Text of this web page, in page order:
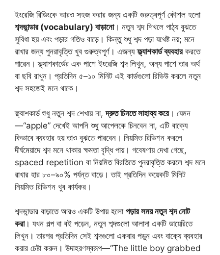
ইংরেজি রিডিংকে আরও সহজ করার জন্য একটি গুরুত্বপূর্ণ কৌশল হলো
শব্দভান্ডার (vocabulary) বাড়ানো। নতুন শব্দ শিখলে পাঠ্য বুঝতে
সুবিধা হয় এবং পড়ার গতিও বাড়ে। কিন্তু শুধু শব্দ পড়া যথেষ্ট নয়; মনে
রাখার জন্য পুনরাবৃত্তি খুব গুরুত্বপূর্ণ। এজন্যফ্ল্যাশকার্ড ব্যবহারকরতে
পারেন। ফ্ল্যাশকার্ডের এক পাশে ইংরেজি শব্দ লিখুন, অন্য পাশে তার অর্থ
বা ছবি রাখুন। প্রতিদিন ৫–১০ মিনিট এই কার্ডগুলো রিভিউ করলে নতুন
শব্দ সহজেই মনে থাকে।
ফ্ল্যাশকার্ড শুধু নতুন শব্দ শেখায় না,দ্রুত চিনতে সাহায্য করে। যেমন
—“apple” দেখেই আপনি শুধু আপেলকে চিনবেন না, এটি বাক্যে
কিভাবে ব্যবহার হয় তাও বুঝতে পারবেন। নিয়মিত রিভিশন করলে
দীর্ঘমেয়াদে শব্দ মনে থাকার ক্ষমতা বৃদ্ধি পায়। গবেষণায় দেখা গেছে,
spaced repetition বা নিয়মিত বিরতিতে পুনরাবৃত্তি করলে শব্দ মনে
রাখার হার ৮০–৯০% পর্যন্ত বাড়ে। তাই প্রতিদিন কয়েকটি মিনিট
নিয়মিত রিভিশন খুব কার্যকর।
শব্দভান্ডার বাড়াতে আরও একটি উপায় হলো পড়ার সময় নতুন শব্দ নোট
করা। যখন গল্প বা বই পড়েন, নতুন শব্দগুলো আলাদা একটি ডায়েরিতে
লিখুন। তারপর প্রতিদিন সেই শব্দগুলো একবার পড়ুন এবং বাক্যে ব্যবহার
করার চেষ্টা করুন। উদাহরণস্বরূপ—“The little boy grabbed